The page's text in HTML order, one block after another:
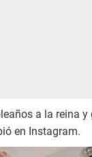
a la reina
en Instagram.